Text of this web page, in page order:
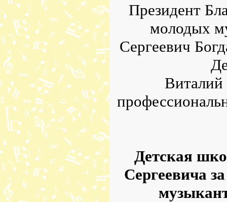
Президент
молодых
Сергеевич
Виталий
Детская
Сергеевича